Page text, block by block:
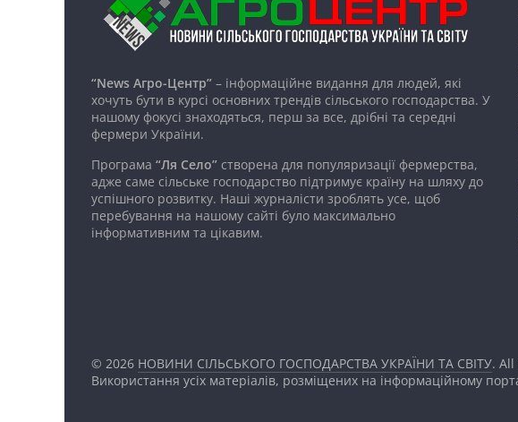
“News Агро-Центр” – інформаційне видання для людей, які
хочуть бути в курсі основних трендів сільського господарства. У
нашому фокусі знаходяться, перш за все, дрібні та середні
фермери України.
Програма “Ля Село” створена для популяризації фермерства,
адже саме сільське господарство підтримує країну на шляху до
успішного розвитку. Наші журналісти зроблять усе, щоб
перебування на нашому сайті було максимально
інформативним та цікавим.
© 2026 НОВИНИ СІЛЬСЬКОГО ГОСПОДАРСТВА УКРАЇНИ ТА СВІТУ.
Використання усіх матеріалів, розміщених на інформаційному